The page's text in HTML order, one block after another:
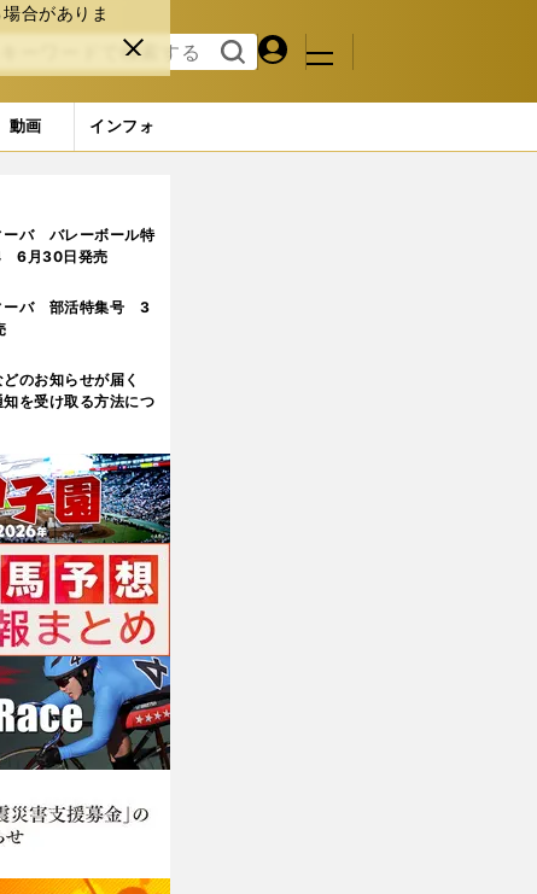
合がありま
閉じ
る
検索
る
マイペ
ジ
メニュ
動画 インフォ
ズンも日本で活躍できた理由
ーバ バレーボール特
6月30日発売
ーバ 部活特集号 3
どのお知らせが届く
知を受け取る方法につ